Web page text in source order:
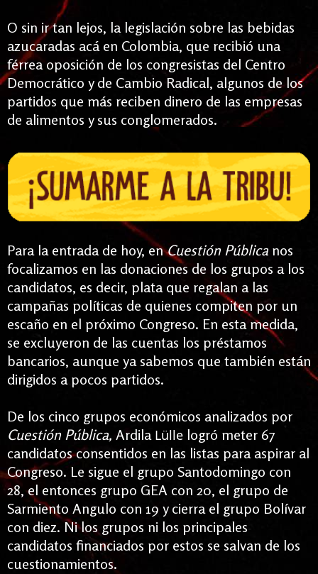
O sin ir tan lejos, la legislación sobre las bebidas
azucaradas acá en Colombia, que recibió una
férrea oposición de los congresistas del Centro
Democrático y de Cambio Radical, algunos de los
partidos que más reciben dinero de las empresas
de alimentos y sus conglomerados.
Para la entrada de hoy, enCuestión Pública nos
focalizamos en las donaciones de los grupos a los
candidatos, es decir, plata que regalan a las
campañas políticas de quienes compiten por un
escaño en el próximo Congreso. En esta medida,
se excluyeron de las cuentas los préstamos
bancarios, aunque ya sabemos que también están
dirigidos a pocos partidos.
De los cinco grupos económicos analizados por
Cuestión Pública, Ardila Lülle logró meter 67
candidatos consentidos en las listas para aspirar al
Congreso. Le sigue el grupo Santodomingo con
28, el entonces grupo GEA con 20, el grupo de
Sarmiento Angulo con 19 y cierra el grupo Bolívar
con diez. Ni los grupos ni los principales
candidatos financiados por estos se salvan de los
cuestionamientos.